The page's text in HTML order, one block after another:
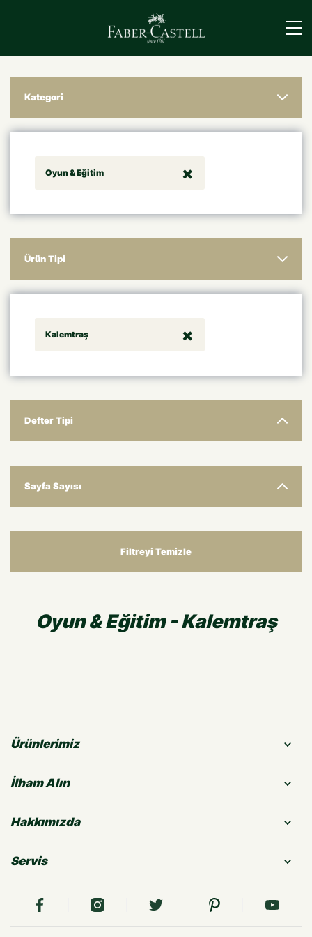
Kategori
Oyun & Eğitim
Ürün Tipi
Kalemtraş
Defter Tipi
Sayfa Sayısı
Filtreyi Temizle
Oyun & Eğitim - Kalemtraş
Ürünlerimiz
İlham Alın
Hakkımızda
Servis